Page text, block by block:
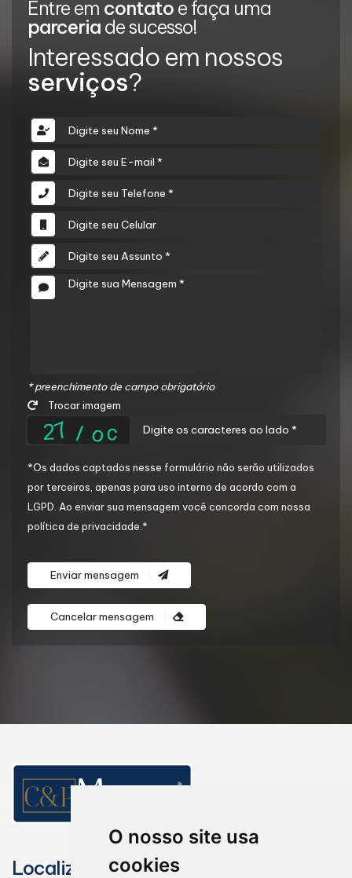
O nosso site usa
cookies
Entre em contato e faça uma
parceria de sucesso!
Interessado em nossos
serviços?
* preenchimento de campoobrigatório
Trocar imagem
*Os dados captados nesse formulário não serão utilizados
por terceiros, apenas para uso interno de acordo com a
LGPD . Ao enviar sua mensagem você concorda com nossa
política de privacidade.*
Enviar mensagem
Cancelar mensagem
Localização